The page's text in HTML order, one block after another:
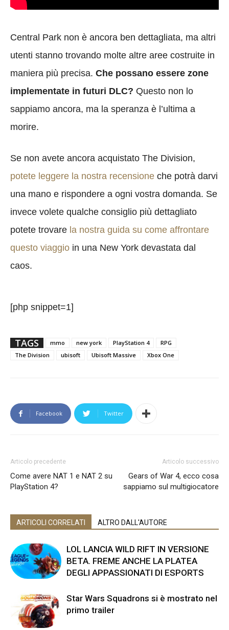
Central Park non è ancora ben dettagliata, ma altri
utenti stanno trovando molte altre aree costruite in
maniera più precisa. Che possano essere zone
implementate in futuri DLC? Questo non lo
sappiamo ancora, ma la speranza è l’ultima a
morire.
Se non avete ancora acquistato The Division,
potete leggere la nostra recensione che potrà darvi
una mano e rispondere a ogni vostra domanda. Se
invece volete qualche consiglio più dettagliato
potete trovare la nostra guida su come affrontare
questo viaggio in una New York devastata dal
caos.
[php snippet=1]
TAGS mmo new york PlayStation 4
RPG
The Division
ubisoft Ubisoft Massive Xbox One
Facebook Twitter
Articolo precedente
Come avere NAT 1 e NAT 2 su
PlayStation 4?
Articolo successivo
Gears of War 4, ecco cosa
sappiamo sul multigiocatore
ARTICOLI CORRELATI ALTRO DALL'AUTORE
LOL LANCIA WILD RIFT IN VERSIONE
BETA. FREME ANCHE LA PLATEA
DEGLI APPASSIONATI DI ESPORTS
Star Wars Squadrons si è mostrato nel
primo trailer